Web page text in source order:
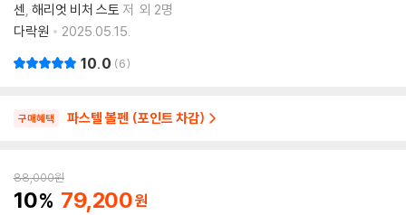
센 해리엇 비처 스토 저 외 2명
다락원
2025.05.15.
10.0 6
구매혜택 파스텔 볼펜 (포인트 차감)
88,000원
10 79,200